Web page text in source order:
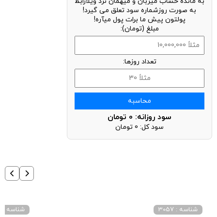
به صورت روزشماره سود تعلق می گیرد!
پولتون پیش ما برات پول میآره!
مبلغ (تومان):
تعداد روزها:
محاسبه
سود روزانه: 0 تومان
سود کل: 0 تومان
شناسه : 3057 شناسه : 28880